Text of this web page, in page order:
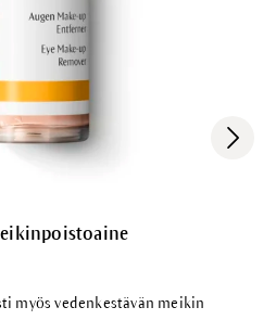
myös vedenkestävän meikin